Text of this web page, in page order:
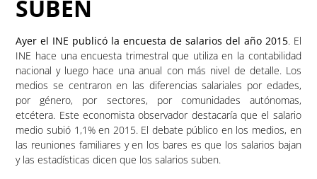
SUBEN
Ayer el INE publicó la encuesta de salarios del año 2015. El
INE hace una encuesta trimestral que utiliza en la contabilidad
nacional y luego hace una anual con más nivel de detalle. Los
medios se centraron en las diferencias salariales por edades,
por género, por sectores, por comunidades autónomas,
etcétera. Este economista observador destacaría que el salario
medio subió 1,1% en 2015. El debate público en los medios, en
las reuniones familiares y en los bares es que los salarios bajan
y las estadísticas dicen que los salarios suben.